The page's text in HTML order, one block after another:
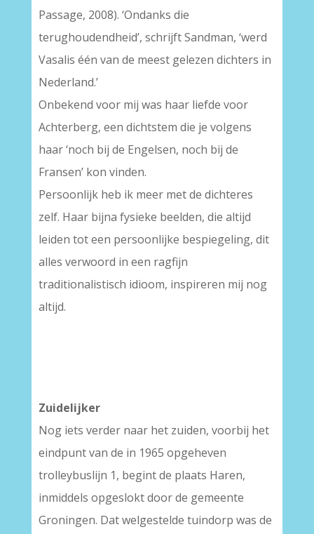
Passage, 2008). ‘Ondanks die
terughoudendheid’, schrijft Sandman, ‘werd
Vasalis één van de meest gelezen dichters in
Nederland.’
Onbekend voor mij was haar liefde voor
Achterberg, een dichtstem die je volgens
haar ‘noch bij de Engelsen, noch bij de
Fransen’ kon vinden.
Persoonlijk heb ik meer met de dichteres
zelf. Haar bijna fysieke beelden, die altijd
leiden tot een persoonlijke bespiegeling, dit
alles verwoord in een ragfijn
traditionalistisch idioom, inspireren mij nog
altijd.
Zuidelijker
Nog iets verder naar het zuiden, voorbij het
eindpunt van de in 1965 opgeheven
trolleybuslijn 1, begint de plaats Haren,
inmiddels opgeslokt door de gemeente
Groningen. Dat welgestelde tuindorp was de